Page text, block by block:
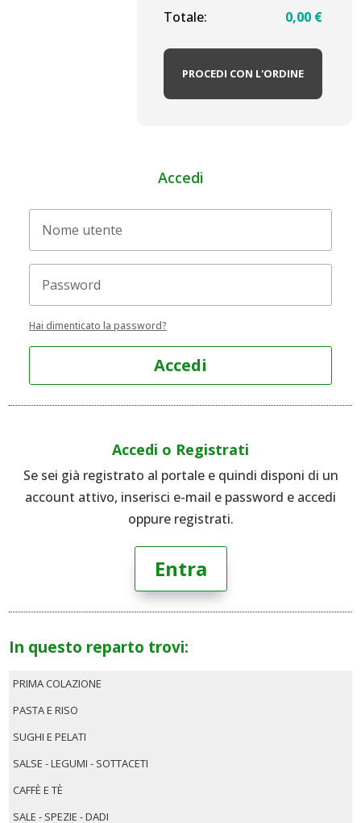
Totale: 0,00 €
PROCEDI CON L'ORDINE
Accedi
Hai dimenticato la password?
Accedi
Accedi o Registrati
Se sei già registrato al portale e quindi disponi di un
account attivo, inserisci e-mail e password e accedi
oppure registrati.
Entra
In questo reparto trovi:
PRIMA COLAZIONE
PASTA E RISO
SUGHI E PELATI
SALSE - LEGUMI - SOTTACETI
CAFFÈ E TÈ
SALE - SPEZIE - DADI